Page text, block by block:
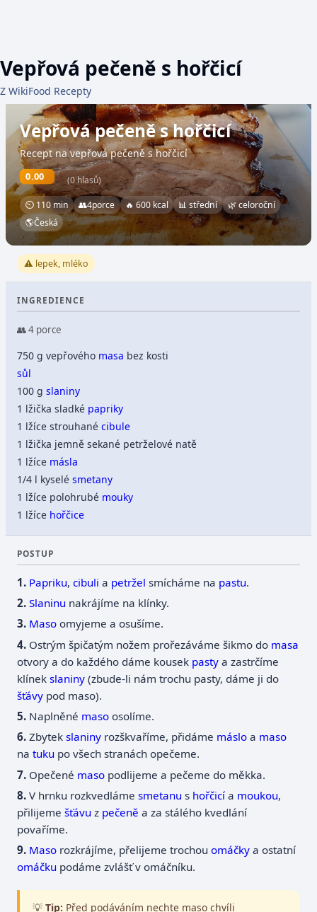
Vepřová pečeně s hořčicí
Z WikiFood Recepty
Vepřová pečeně s hořčicí
Recept na vepřová pečeně s hořčicí
0.00 (0 hlasů)
⏲ 110 min 👥4porce 🔥 600 kcal 📊 střední
🌿 celoroční
🌎Česká
⚠️ lepek, mléko
INGREDIENCE
👥 4 porce
750 g vepřového masa bez kosti
sůl
100 gslaniny
1 lžička sladké papriky
1 lžíce strouhanécibule
1 lžička jemně sekané petrželové natě
1 lžíce másla
1/4 l kyselésmetany
1 lžíce polohrubé mouky
1 lžíce hořčice
POSTUP
Papriku,cibuli a petržel smícháme na pastu.
Slaninu nakrájíme na klínky.
Maso omyjeme a osušíme.
Ostrým špičatým nožem prořezáváme šikmo do masa
otvory a do každého dáme kousek pasty a zastrčíme
klínekslaniny (zbude-li nám trochu pasty, dáme ji do
šťávy pod maso).
Naplněné maso osolíme.
Zbytekslaniny rozškvaříme, přidáme máslo a maso
natuku po všech stranách opečeme.
Opečené maso podlijeme a pečeme do měkka.
V hrnku rozkvedlámesmetanu s hořčicí a moukou,
přilijemešťávu z pečeně a za stálého kvedlání
povaříme.
Maso rozkrájíme, přelijeme trochouomáčky a ostatní
omáčku podáme zvlášť v omáčníku.
💡 Tip: Před podáváním nechte maso chvíli